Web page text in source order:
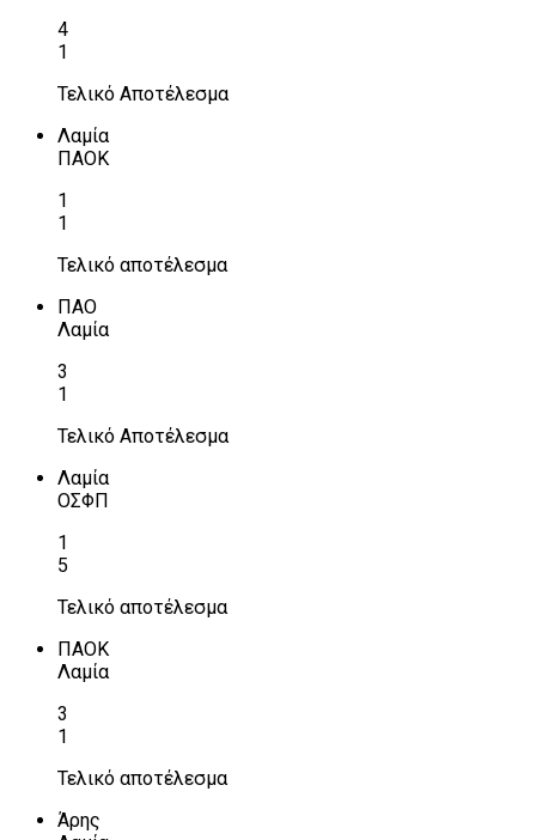
4
1
Τελικό Αποτέλεσμα
Λαμία
ΠΑΟΚ
1
1
Τελικό αποτέλεσμα
ΠΑΟ
Λαμία
3
1
Τελικό Αποτέλεσμα
Λαμία
ΟΣΦΠ
1
5
Τελικό αποτέλεσμα
ΠΑΟΚ
Λαμία
3
1
Τελικό αποτέλεσμα
Άρης